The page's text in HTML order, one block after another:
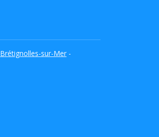
Brétignolles-sur-Mer -